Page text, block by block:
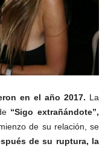
en el año 2017. La
“Sigo extrañándote”,
de su relación, se
de su ruptura, la